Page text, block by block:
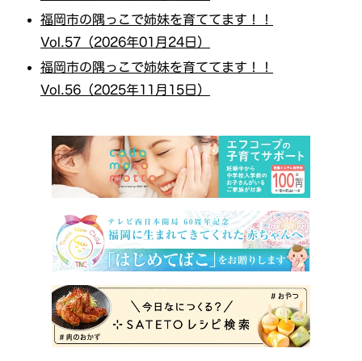
福岡市の隅っこで姉妹を育ててます！！
Vol.57（2026年01月24日）
福岡市の隅っこで姉妹を育ててます！！
Vol.56（2025年11月15日）